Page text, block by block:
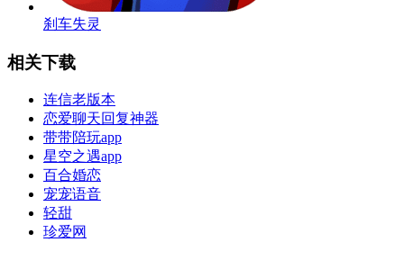
刹车失灵
相关下载
连信老版本
恋爱聊天回复神器
带带陪玩app
星空之遇app
百合婚恋
宠宠语音
轻甜
珍爱网